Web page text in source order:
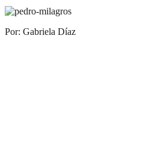
Por: Gabriela Díaz